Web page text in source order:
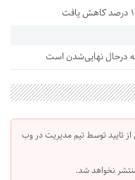
درحال نهایی‌شدن است
تایید توسط تیم مدیریت در وب
نخواهد شد.